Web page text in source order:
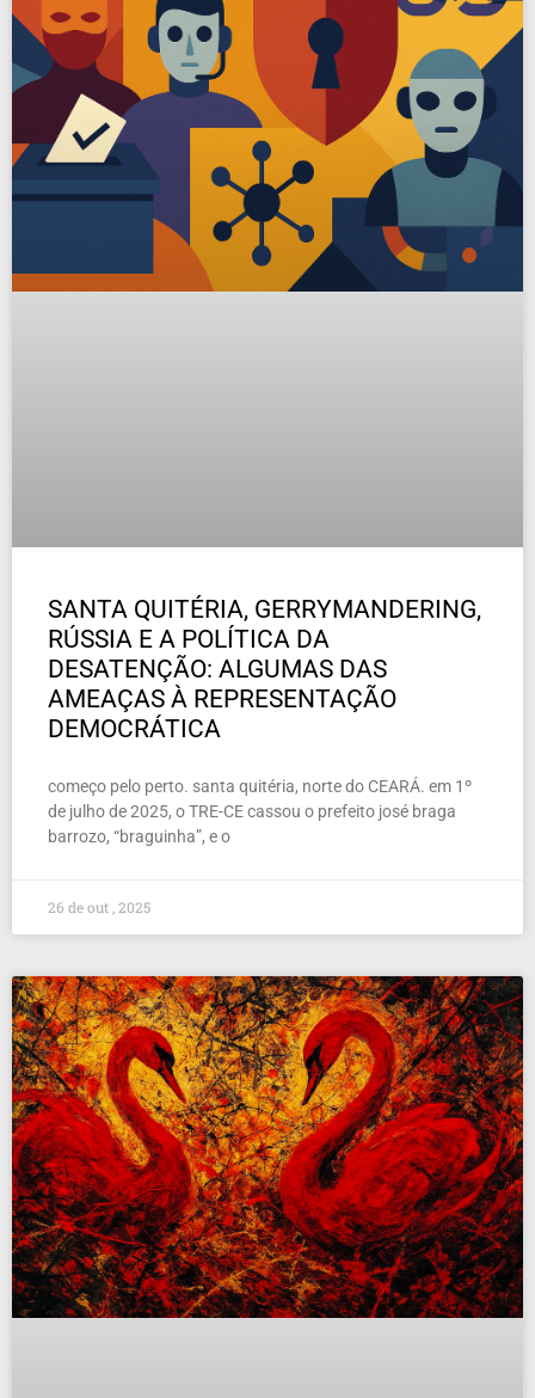
SANTA QUITÉRIA, GERRYMANDERING,
RÚSSIA E A POLÍTICA DA
DESATENÇÃO: ALGUMAS DAS
AMEAÇAS À REPRESENTAÇÃO
DEMOCRÁTICA
começo pelo perto. santa quitéria, norte do CEARÁ. em 1º
de julho de 2025, o TRE-CE cassou o prefeito josé braga
barrozo, “braguinha”, e o
26 de out , 2025